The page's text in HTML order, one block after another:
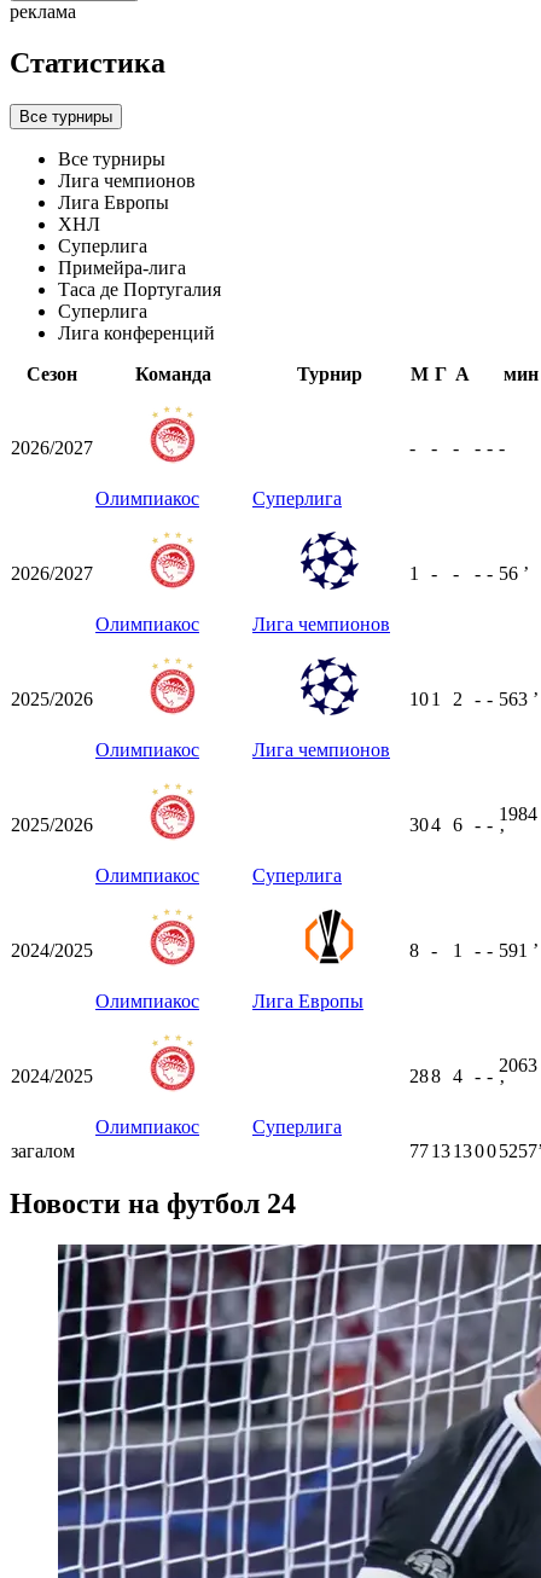
реклама
Статистика
Все турниры
Все турниры
Лига чемпионов
Лига Европы
ХНЛ
Суперлига
Примейра-лига
Таса де Португалия
Суперлига
Лига конференций
Сезон
Команда Турнир М Г А мин
2026/2027
Олимпиакос Суперлига
- - - - - -
2026/2027
Олимпиакос Лига чемпионов
1 - - - - 56 ʼ
2025/2026
Олимпиакос Лига чемпионов
101 2 - - 563 ʼ
2025/2026
Олимпиакос Суперлига
304 6 - -
1984
ʼ
2024/2025
Олимпиакос Лига Европы
8 - 1 - - 591 ʼ
2024/2025
Олимпиакос Суперлига
288 4 - -
2063
ʼ
загалом 77131300
Новости на футбол 24